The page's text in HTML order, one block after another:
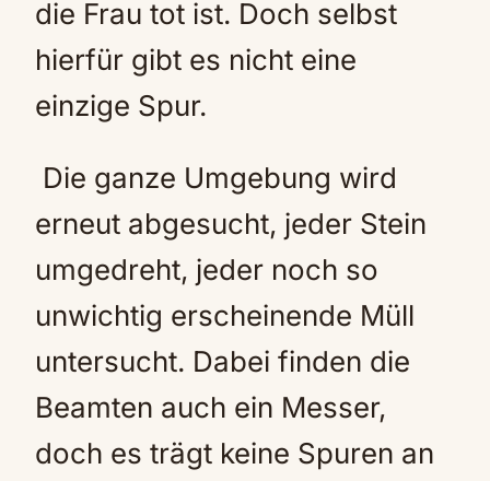
die Frau tot ist. Doch selbst
hierfür gibt es nicht eine
einzige Spur.
Die ganze Umgebung wird
erneut abgesucht, jeder Stein
umgedreht, jeder noch so
unwichtig erscheinende Müll
untersucht. Dabei finden die
Beamten auch ein Messer,
doch es trägt keine Spuren an